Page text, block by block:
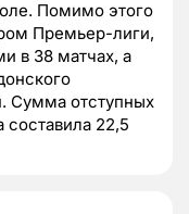
Помимо этого
Премьер-лиги,
в 38 матчах, а
Сумма отступных
составила 22,5